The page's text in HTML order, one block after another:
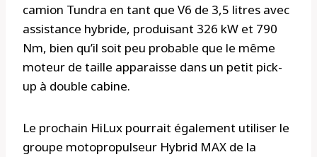
camion Tundra en tant que V6 de 3,5 litres avec
assistance hybride, produisant 326 kW et 790
Nm, bien qu’il soit peu probable que le même
moteur de taille apparaisse dans un petit pick-
up à double cabine.
Le prochain HiLux pourrait également utiliser le
groupe motopropulseur Hybrid MAX de la